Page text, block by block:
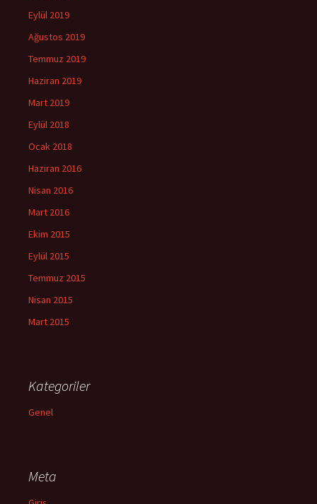
Eylül 2019
Ağustos 2019
Temmuz 2019
Haziran 2019
Mart 2019
Eylül 2018
Ocak 2018
Haziran 2016
Nisan 2016
Mart 2016
Ekim 2015
Eylül 2015
Temmuz 2015
Nisan 2015
Mart 2015
Kategoriler
Genel
Meta